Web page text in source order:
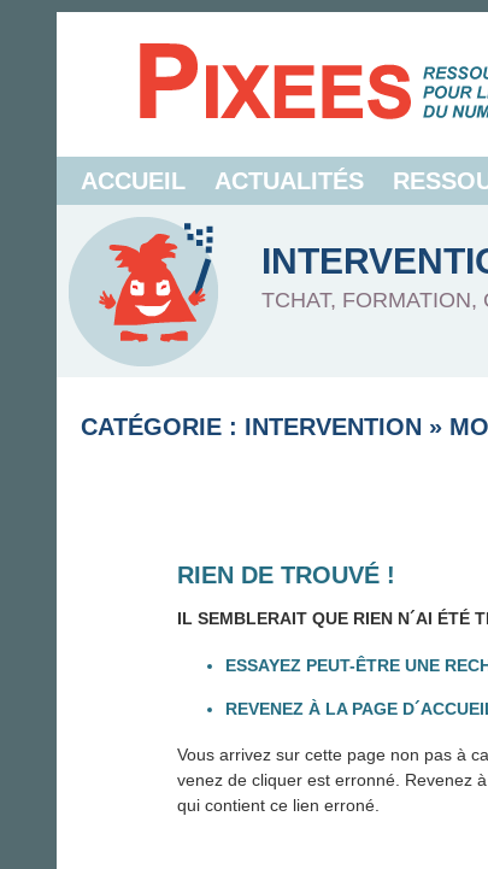
ACCUEIL ACTUALITÉS
TCHAT,
CATÉGORIE : INTERVENTION »
RIEN DE TROUVÉ !
IL SEMBLERAIT QUE RIEN N´AI ÉTÉ
ESSAYEZ PEUT-ÊTRE UNE
REVENEZ À LA PAGE
Vous arrivez sur cette page non pas à
venez de cliquer est erronné. Revenez
qui contient ce lien erroné.